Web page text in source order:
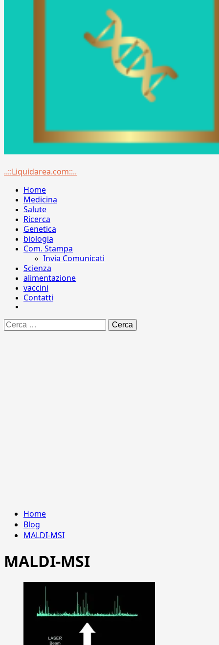
Menu
..::Liquidarea.com::..
Home
Medicina
Salute
Ricerca
Genetica
biologia
Com. Stampa
Invia Comunicati
Scienza
alimentazione
vaccini
Contatti
Ricerca
per:
Home
Blog
MALDI-MSI
MALDI-MSI